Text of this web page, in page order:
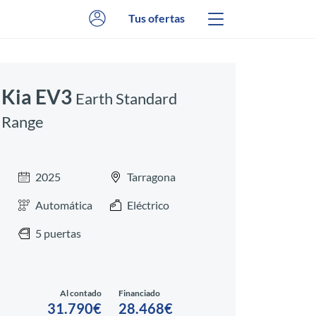
Tus ofertas
Kia EV3 Earth Standard
Range
2025 Tarragona
Automática Eléctrico
5 puertas
Al contado
31.790€
Financiado
28.468€